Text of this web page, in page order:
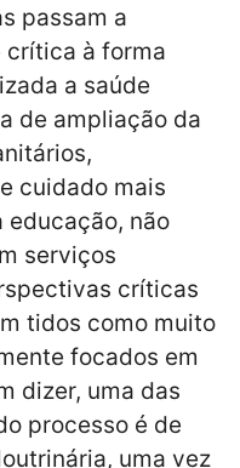
passam a
à forma
a saúde
de ampliação da
cuidado mais
educação, não
serviços
críticas
tidos como muito
focados em
dizer, uma das
processo é de
uma vez